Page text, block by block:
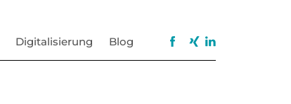
Digitalisierung Blog